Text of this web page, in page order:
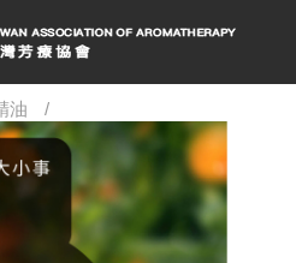
油